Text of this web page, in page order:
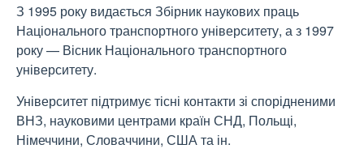
З 1995 року видається Збірник наукових праць
Національного транспортного університету, а з 1997
року— Вісник Національного транспортного
університету.
Університет підтримує тісні контакти зі спорідненими
ВНЗ, науковими центрами країн СНД, Польщі,
Німеччини, Словаччини, США та ін.